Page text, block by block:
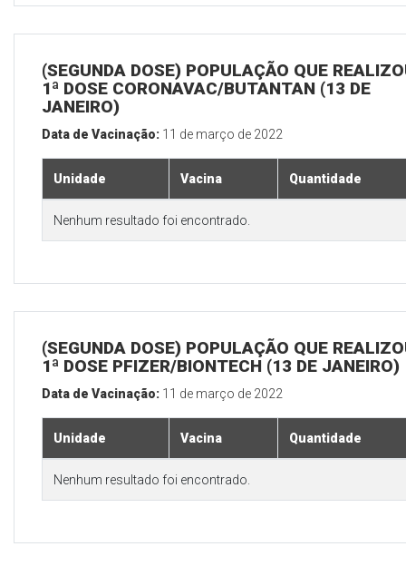
(SEGUNDA DOSE) POPULAÇÃO QUE
1ª DOSE CORONAVAC/BUTANTAN (13 DE
JANEIRO)
Data de Vacinação: 11 de março de 2022
Unidade Vacina Quantidade
Nenhum resultado foi encontrado.
(SEGUNDA DOSE) POPULAÇÃO QUE
1ª DOSE PFIZER/BIONTECH (13 DE JANEIRO)
Data de Vacinação: 11 de março de 2022
Unidade Vacina Quantidade
Nenhum resultado foi encontrado.